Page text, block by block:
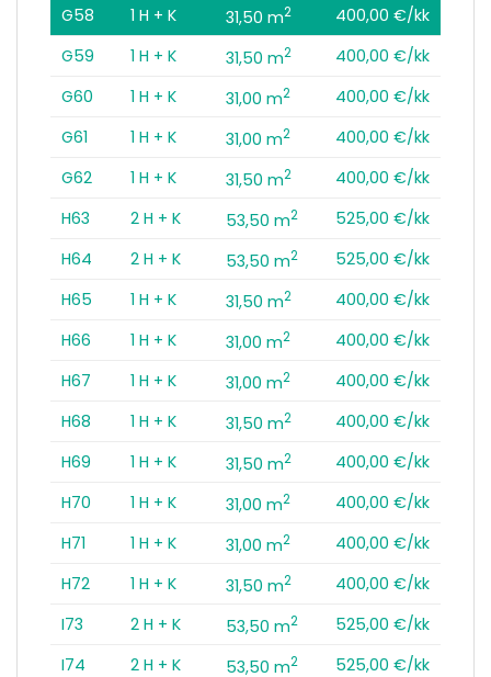
G58
1 H + K 31,50 m2
400,00 €/kk
G59
1 H + K 31,50 m2
400,00 €/kk
G60
1 H + K 31,00 m2
400,00 €/kk
G61
1 H + K 31,00 m2
400,00 €/kk
G62
1 H + K 31,50 m2
400,00 €/kk
H63
2 H + K 53,50 m2
525,00 €/kk
H64
2 H + K 53,50 m2
525,00 €/kk
H65
1 H + K 31,50 m2
400,00 €/kk
H66
1 H + K 31,00 m2
400,00 €/kk
H67
1 H + K 31,00 m2
400,00 €/kk
H68
1 H + K 31,50 m2
400,00 €/kk
H69
1 H + K 31,50 m2
400,00 €/kk
H70
1 H + K 31,00 m2
400,00 €/kk
H71
1 H + K 31,00 m2
400,00 €/kk
H72
1 H + K 31,50 m2
400,00 €/kk
I73
2 H + K 53,50 m2
525,00 €/kk
I74
2 H + K 53,50 m2 525,00 €/kk